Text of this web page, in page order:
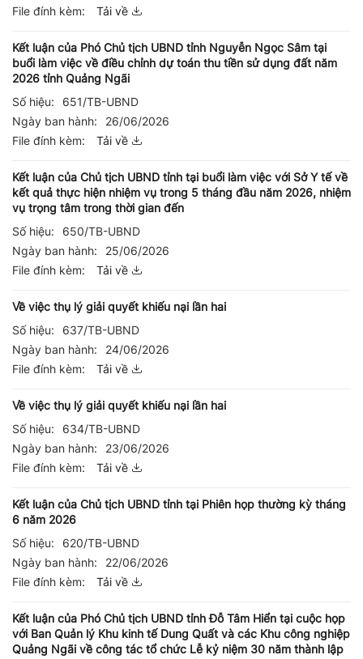
File đính kèm:
Tải về
Kết luận của Phó Chủ tịch UBND tỉnh Nguyễn Ngọc Sâm tại
buổi làm việc về điều chỉnh dự toán thu tiền sử dụng đất năm
2026 tỉnh Quảng Ngãi
Số hiệu:
651/TB-UBND
Ngày ban hành:
26/06/2026
File đính kèm:
Tải về
Kết luận của Chủ tịch UBND tỉnh tại buổi làm việc với Sở Y tế về
kết quả thực hiện nhiệm vụ trong 5 tháng đầu năm 2026, nhiệm
vụ trọng tâm trong thời gian đến
Số hiệu:
650/TB-UBND
Ngày ban hành:
25/06/2026
File đính kèm:
Tải về
Về việc thụ lý giải quyết khiếu nại lần hai
Số hiệu:
637/TB-UBND
Ngày ban hành:
24/06/2026
File đính kèm:
Tải về
Về việc thụ lý giải quyết khiếu nại lần hai
Số hiệu:
634/TB-UBND
Ngày ban hành:
23/06/2026
File đính kèm:
Tải về
Kết luận của Chủ tịch UBND tỉnh tại Phiên họp thường kỳ tháng
6 năm 2026
Số hiệu:
620/TB-UBND
Ngày ban hành:
22/06/2026
File đính kèm:
Tải về
Kết luận của Phó Chủ tịch UBND tỉnh Đỗ Tâm Hiển tại cuộc họp
với Ban Quản lý Khu kinh tế Dung Quất và các Khu công nghiệp
Quảng Ngãi về công tác tổ chức Lễ kỷ niệm 30 năm thành lập